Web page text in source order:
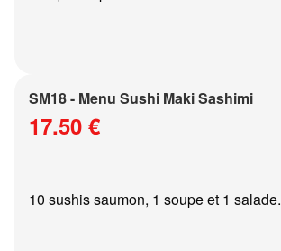
SM18 - Menu Sushi Maki Sashimi
17.50 €
10 sushis saumon, 1 soupe et 1 salade.